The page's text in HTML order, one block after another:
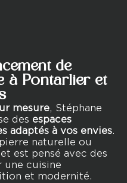
de
à Pontarlier et
mesure, Stéphane
des espaces
adaptés à vos envies.
naturelle ou
est pensé avec des
une cuisine
et modernité.